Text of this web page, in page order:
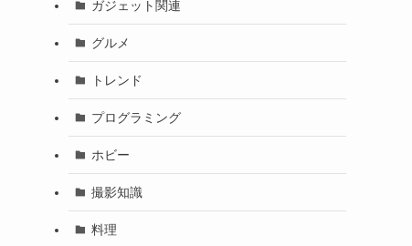
ガジェット関連
グルメ
トレンド
プログラミング
ホビー
撮影知識
料理